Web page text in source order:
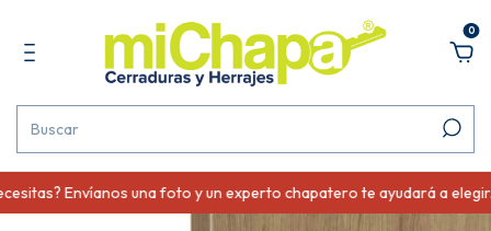
0
Envíanos una foto y un experto chapatero te ayudará a elegir.